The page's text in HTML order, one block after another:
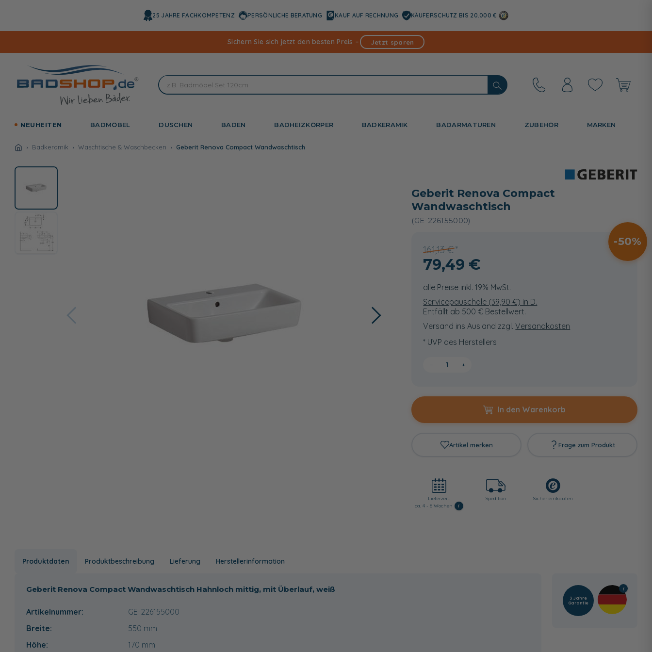
25 JAHRE FACHKOMPETENZ PERSÖNLICHE BERATUNG KAUF AUF RECHNUNG KÄUFERSCHUTZ BIS 20.000 €
Sichern Sie sich jetzt den besten Preis – Jetzt sparen
NEUHEITEN BADMÖBEL DUSCHEN BADEN BADHEIZKÖRPER BADKERAMIK BADARMATUREN ZUBEHÖR MARKEN
Badkeramik Waschtische & Waschbecken Geberit Renova Compact Wandwaschtisch
Geberit Renova Compact
Wandwaschtisch
(GE-226155000)
161,13 €
50
79,49 €
alle Preise inkl. 19% MwSt.
Servicepauschale (39,90 €) in D.
Entfällt ab 500 € Bestellwert.
Versand ins Ausland zzgl.Versandkosten
* UVP des Herstellers
+
In den Warenkorb
Artikel merken Frage zum Produkt
Lieferzeit:
ca. 4 - 6 Wochen
i
Spedition Sicher einkaufen
Produktdaten Produktbeschreibung Lieferung Herstellerinformation
Geberit Renova Compact Wandwaschtisch Hahnloch mittig, mit Überlauf, weiß
Artikelnummer:
GE-226155000
Breite:
550 mm
Höhe:
170 mm
3 Jahre
Garantie